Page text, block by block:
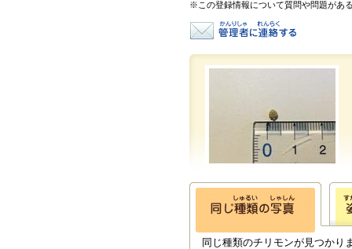
※この登録情報について質問や問題があ
同じ種類のチリモンが見つかり